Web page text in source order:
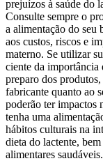
prejuízos à saúde do
Consulte sempre o
a alimentação do seu
aos custos, riscos e
materno. Se utilizar
ciente da importância
preparo dos
fabricante quanto ao
poderão ter impactos
tenha uma
hábitos culturais na
dieta do lactente,
alimentares saudáveis.